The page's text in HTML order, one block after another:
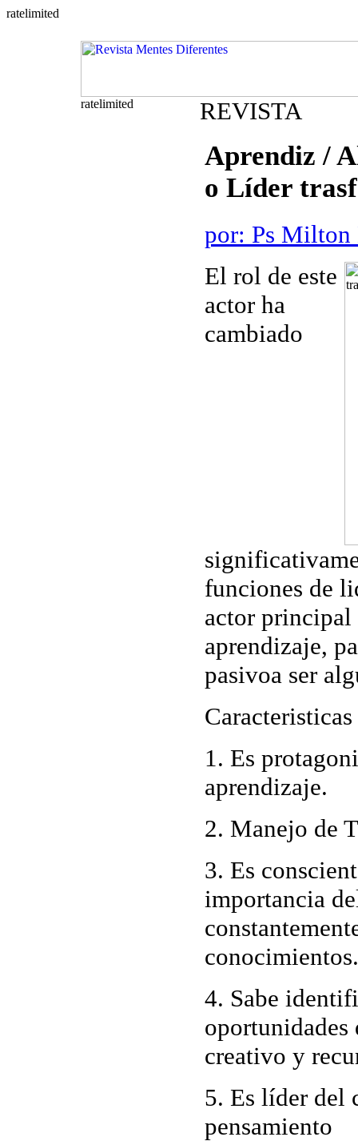
REVISTA
Aprendiz /
o Líder
por: Ps Milton
El rol de este
actor ha
cambiado
funciones de
actor principal
aprendizaje,
pasivoa ser
1. Es
aprendizaje.
2. Manejo de
3. Es
importancia
conocimientos.
4. Sabe
oportunidades
creativo y
5. Es líder del
pensamiento